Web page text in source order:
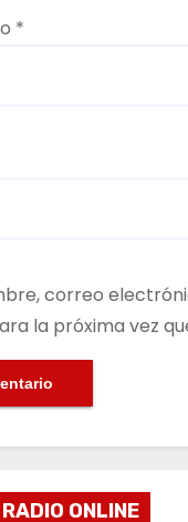
*
correo
la próxima vez
ONLINE